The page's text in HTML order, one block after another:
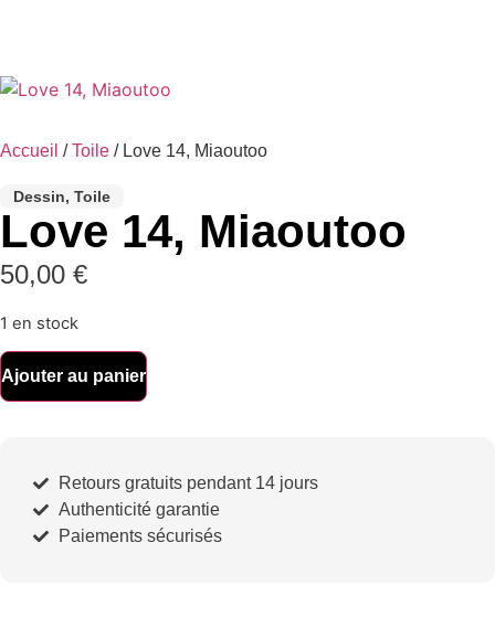
Accueil /Toile / Love 14, Miaoutoo
Dessin, Toile
Love 14, Miaoutoo
50,00 €
1 en stock
Ajouter au panier
Retours gratuits pendant 14 jours
Authenticité garantie
Paiements sécurisés